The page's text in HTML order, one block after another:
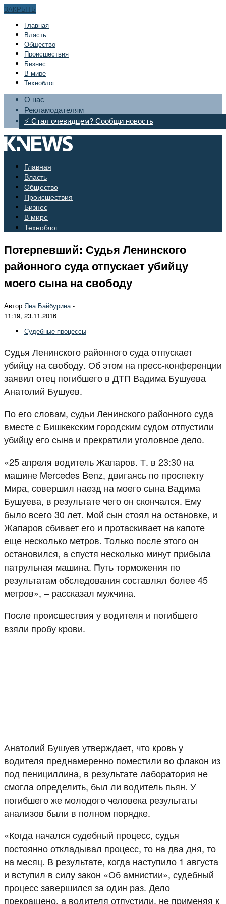
ЗАКРЫТЬ
Главная
Bласть
Общество
Происшествия
Бизнес
В мире
Техноблог
О нас
Рекламодателям
⚡ Стал очевидцем? Сообщи новость
Главная
Bласть
Общество
Происшествия
Бизнес
В мире
Техноблог
Потерпевший: Судья Ленинского
районного суда отпускает убийцу
моего сына на свободу
Автор Яна Байбурина -
11:19, 23.11.2016
Судебные процессы
Судья Ленинского районного суда отпускает
убийцу на свободу. Об этом на пресс-конференции
заявил отец погибшего в ДТП Вадима Бушуева
Анатолий Бушуев.
По его словам, судьи Ленинского районного суда
вместе с Бишкекским городским судом отпустили
убийцу его сына и прекратили уголовное дело.
«25 апреля водитель Жапаров. Т. в 23:30 на
машине Merсedes Benz, двигаясь по проспекту
Мира, совершил наезд на моего сына Вадима
Бушуева, в результате чего он скончался. Ему
было всего 30 лет. Мой сын стоял на остановке, и
Жапаров сбивает его и протаскивает на капоте
еще несколько метров. Только после этого он
остановился, а спустя несколько минут прибыла
патрульная машина. Путь торможения по
результатам обследования составлял более 45
метров», – рассказал мужчина.
После происшествия у водителя и погибшего
взяли пробу крови.
Анатолий Бушуев утверждает, что кровь у
водителя преднамеренно поместили во флакон из
под пенициллина, в результате лаборатория не
смогла определить, был ли водитель пьян. У
погибшего же молодого человека результаты
анализов были в полном порядке.
«Когда начался судебный процесс, судья
постоянно откладывал процесс, то на два дня, то
на месяц. В результате, когда наступило 1 августа
и вступил в силу закон «Об амнистии», судебный
процесс завершился за один раз. Дело
прекращено, а водителя отпустили, не применяя к